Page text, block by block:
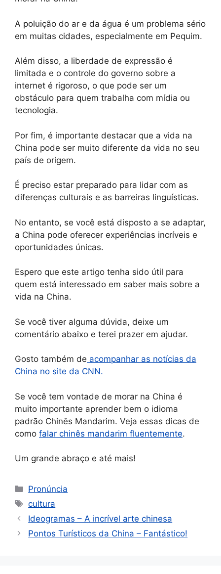
A poluição do ar e da água é um problema sério
em muitas cidades, especialmente em Pequim.
Além disso, a liberdade de expressão é
limitada e o controle do governo sobre a
internet é rigoroso, o que pode ser um
obstáculo para quem trabalha com mídia ou
tecnologia.
Por fim, é importante destacar que a vida na
China pode ser muito diferente da vida no seu
país de origem.
É preciso estar preparado para lidar com as
diferenças culturais e as barreiras linguísticas.
No entanto, se você está disposto a se adaptar,
a China pode oferecer experiências incríveis e
oportunidades únicas.
Espero que este artigo tenha sido útil para
quem está interessado em saber mais sobre a
vida na China.
Se você tiver alguma dúvida, deixe um
comentário abaixo e terei prazer em ajudar.
Gosto também de acompanhar as notícias da
China no site da CNN.
Se você tem vontade de morar na China é
muito importante aprender bem o idioma
padrão Chinês Mandarim. Veja essas dicas de
como falar chinês mandarim fluentemente.
Um grande abraço e até mais!
Categorias
Pronúncia
Etiquetas
cultura
Ideogramas – A incrível arte chinesa
Pontos Turísticos da China – Fantástico!